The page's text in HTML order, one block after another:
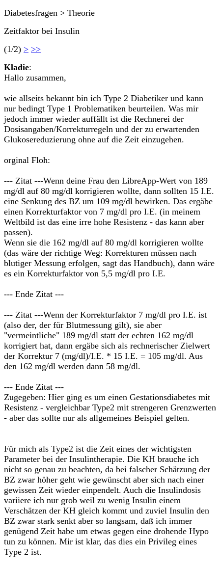
Diabetesfragen > Theorie
Zeitfaktor bei Insulin
(1/2) > >>
Kladie:
Hallo zusammen,
wie allseits bekannt bin ich Type 2 Diabetiker und kann
nur bedingt Type 1 Problematiken beurteilen. Was mir
jedoch immer wieder auffällt ist die Rechnerei der
Dosisangaben/Korrekturregeln und der zu erwartenden
Glukosereduzierung ohne auf die Zeit einzugehen.
orginal Floh:
--- Zitat ---Wenn deine Frau den LibreApp-Wert von 189
mg/dl auf 80 mg/dl korrigieren wollte, dann sollten 15 I.E.
eine Senkung des BZ um 109 mg/dl bewirken. Das ergäbe
einen Korrekturfaktor von 7 mg/dl pro I.E. (in meinem
Weltbild ist das eine irre hohe Resistenz - das kann aber
passen).
Wenn sie die 162 mg/dl auf 80 mg/dl korrigieren wollte
(das wäre der richtige Weg: Korrekturen müssen nach
blutiger Messung erfolgen, sagt das Handbuch), dann wäre
es ein Korrekturfaktor von 5,5 mg/dl pro I.E.
--- Ende Zitat ---
--- Zitat ---Wenn der Korrekturfaktor 7 mg/dl pro I.E. ist
(also der, der für Blutmessung gilt), sie aber
"vermeintliche" 189 mg/dl statt der echten 162 mg/dl
korrigiert hat, dann ergäbe sich als rechnerischer Zielwert
der Korrektur 7 (mg/dl)/I.E. * 15 I.E. = 105 mg/dl. Aus
den 162 mg/dl werden dann 58 mg/dl.
--- Ende Zitat ---
Zugegeben: Hier ging es um einen Gestationsdiabetes mit
Resistenz - vergleichbar Type2 mit strengeren Grenzwerten
- aber das sollte nur als allgemeines Beispiel gelten.
Für mich als Type2 ist die Zeit eines der wichtigsten
Parameter bei der Insulintherapie. Die KH brauche ich
nicht so genau zu beachten, da bei falscher Schätzung der
BZ zwar höher geht wie gewünscht aber sich nach einer
gewissen Zeit wieder einpendelt. Auch die Insulindosis
variiere ich nur grob weil zu wenig Insulin einem
Verschätzen der KH gleich kommt und zuviel Insulin den
BZ zwar stark senkt aber so langsam, daß ich immer
genügend Zeit habe um etwas gegen eine drohende Hypo
tun zu können. Mir ist klar, das dies ein Privileg eines
Type 2 ist.